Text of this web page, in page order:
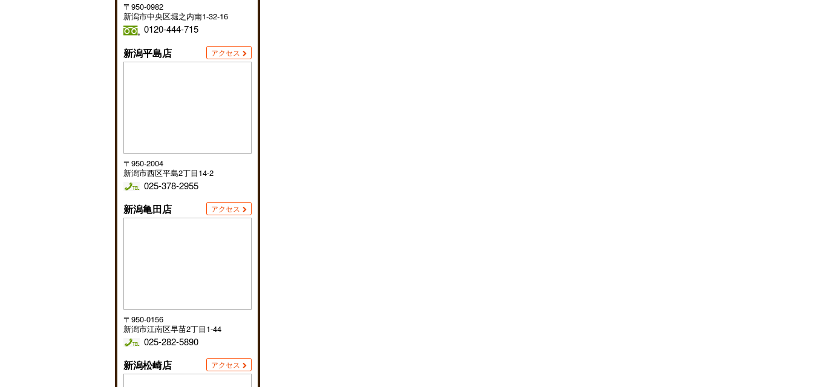
〒950-0982
新潟市中央区堀之内南1-32-16
0120-444-715
新潟平島店 アクセス
〒950-2004
新潟市西区平島2丁目14-2
025-378-2955
新潟亀田店 アクセス
〒950-0156
新潟市江南区早苗2丁目1-44
025-282-5890
新潟松崎店 アクセス